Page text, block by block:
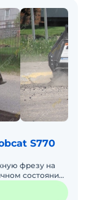
S770
фрезу на
состоянии
по